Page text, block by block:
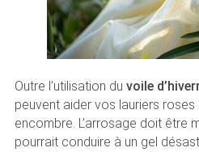
Outre l’utilisation du voile
peuvent aider vos lauriers roses
encombre. L’arrosage doit être
pourrait conduire à un gel